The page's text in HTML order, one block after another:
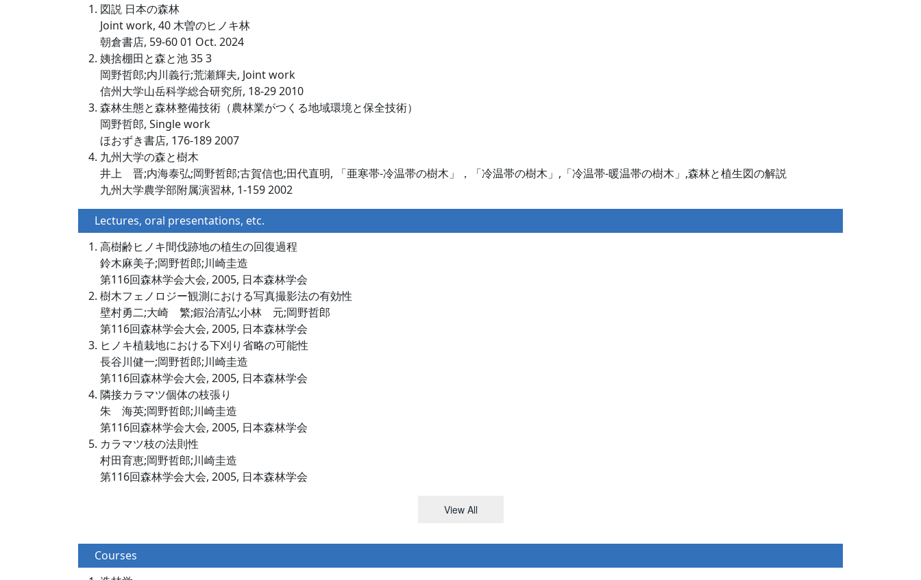
図説 日本の森林
Joint work, 40 木曽のヒノキ林
朝倉書店, 59-60 01 Oct. 2024
姨捨棚田と森と池 35 3
岡野哲郎;内川義行;荒瀬輝夫, Joint work
信州大学山岳科学総合研究所, 18-29 2010
森林生態と森林整備技術（農林業がつくる地域環境と保全技術）
岡野哲郎, Single work
ほおずき書店, 176-189 2007
九州大学の森と樹木
井上 晋;内海泰弘;岡野哲郎;古賀信也;田代直明, 「亜寒帯-冷温帯の樹木」，「冷温帯の樹木」,「冷温帯-暖温帯の樹木」,森林と植生図の解説
九州大学農学部附属演習林, 1-159 2002
Lectures, oral presentations, etc.
高樹齢ヒノキ間伐跡地の植生の回復過程
鈴木麻美子;岡野哲郎;川崎圭造
第116回森林学会大会, 2005, 日本森林学会
樹木フェノロジー観測における写真撮影法の有効性
壁村勇二;大崎 繁;鍜治清弘;小林 元;岡野哲郎
第116回森林学会大会, 2005, 日本森林学会
ヒノキ植栽地における下刈り省略の可能性
長谷川健一;岡野哲郎;川崎圭造
第116回森林学会大会, 2005, 日本森林学会
隣接カラマツ個体の枝張り
朱 海英;岡野哲郎;川崎圭造
第116回森林学会大会, 2005, 日本森林学会
カラマツ枝の法則性
村田育恵;岡野哲郎;川崎圭造
第116回森林学会大会, 2005, 日本森林学会
View All
Courses